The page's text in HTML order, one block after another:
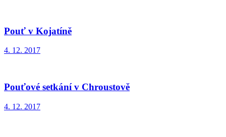
Pouť v Kojatíně
4. 12. 2017
Pouťové setkání v Chroustově
4. 12. 2017